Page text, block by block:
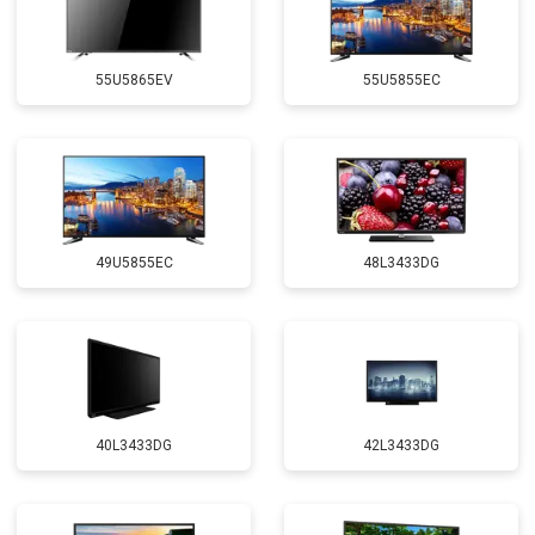
55U5865EV 55U5855EC
49U5855EC 48L3433DG
40L3433DG 42L3433DG